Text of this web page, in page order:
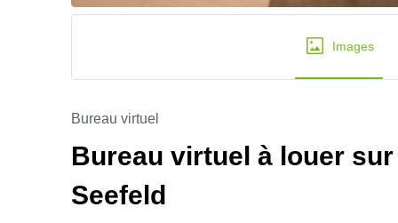
Images
Bureau virtuel
Bureau virtuel à louer
Seefeld